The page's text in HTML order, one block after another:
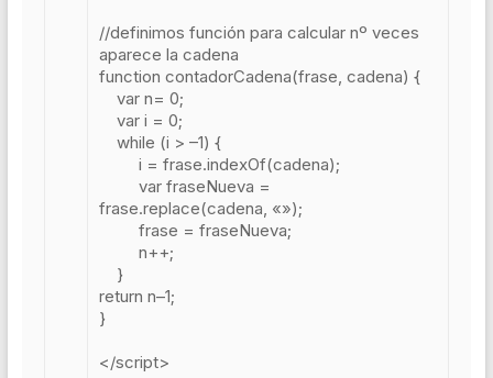
//definimos función para calcular nº veces
aparece la cadena
function contadorCadena(frase, cadena) {
var n= 0;
var i = 0;
while (i > –1) {
i = frase.indexOf(cadena);
var fraseNueva =
frase.replace(cadena, «»);
frase = fraseNueva;
n++;
}
return n–1;
}
</script>